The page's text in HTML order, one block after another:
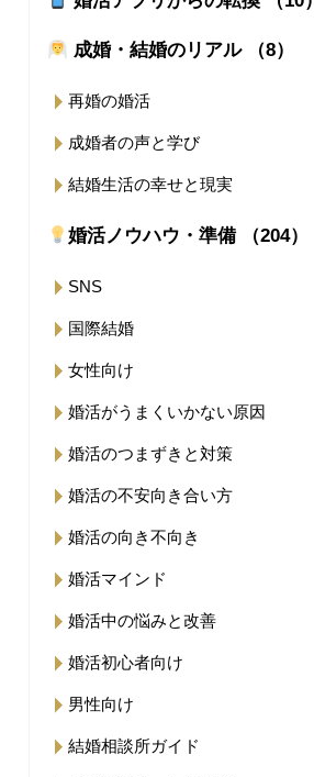
成婚・結婚のリアル （8）
再婚の婚活
成婚者の声と学び
結婚生活の幸せと現実
婚活ノウハウ・準備 （204）
SNS
国際結婚
女性向け
婚活がうまくいかない原因
婚活のつまずきと対策
婚活の不安向き合い方
婚活の向き不向き
婚活マインド
婚活中の悩みと改善
婚活初心者向け
男性向け
結婚相談所ガイド